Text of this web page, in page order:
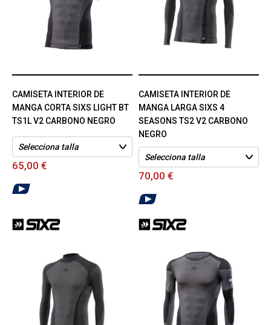
CAMISETA INTERIOR DE
MANGA CORTA SIXS LIGHT BT
TS1L V2 CARBONO NEGRO
65,00 €
CAMISETA INTERIOR DE
MANGA LARGA SIXS 4
SEASONS TS2 V2 CARBONO
NEGRO
70,00 €